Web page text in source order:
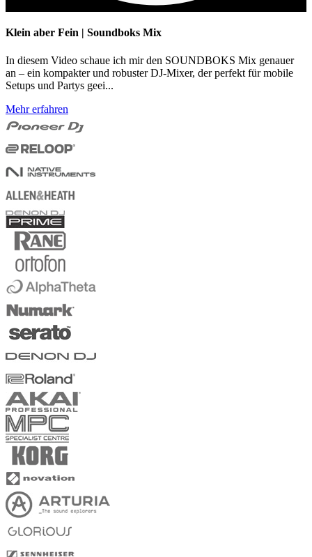
Klein aber Fein | Soundboks Mix
In diesem Video schaue ich mir den SOUNDBOKS Mix genauer
an – ein kompakter und robuster DJ-Mixer, der perfekt für mobile
Setups und Partys geei...
Mehr erfahren